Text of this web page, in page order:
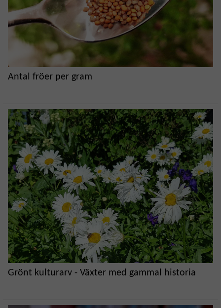
Antal fröer per gram
Grönt kulturarv - Växter med gammal historia